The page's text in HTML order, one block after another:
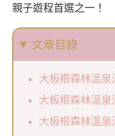
親子遊程首選之一！
文章目錄
大板根森林溫
大板根森林溫
大板根森林溫